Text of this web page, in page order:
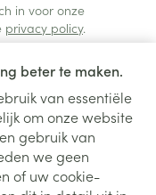
beter te maken.
van essentiële
om onze website
gebruik van
we geen
of uw cookie-
in voor onze
privacy policy.